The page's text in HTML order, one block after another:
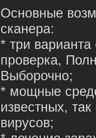
Основные
сканера:
* три
проверка,
Выборочно;
* мощные
известных,
вирусов;